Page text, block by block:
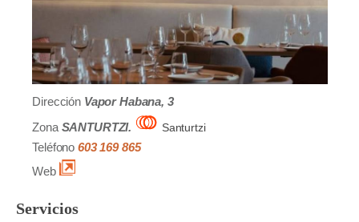
Dirección Vapor Habana, 3
Zona SANTURTZI.
Santurtzi
Teléfono 603 169 865
Web
Servicios